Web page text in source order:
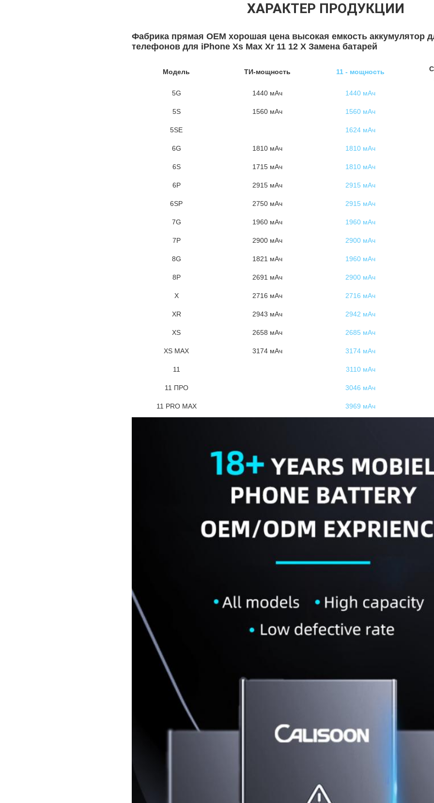
ХАРАКТЕР ПРОДУКЦИИ
Фабрика прямая OEM хорошая цена высокая емкость аккумулятор
телефонов для iPhone Xs Max Xr 11 12 X Замена батарей
Модель ТИ-мощность 11 - мощность
5G
1440 мАч 1440 мАч
5S 1560 мАч 1560 мАч
5SE 1624 мАч
6G 1810 мАч 1810 мАч
6S 1715 мАч 1810 мАч
6P 2915 мАч 2915 мАч
6SP 2750 мАч 2915 мАч
7G 1960 мАч 1960 мАч
7P 2900 мАч 2900 мАч
8G 1821 мАч 1960 мАч
8P 2691 мАч 2900 мАч
X 2716 мАч 2716 мАч
XR 2943 мАч 2942 мАч
XS 2658 мАч 2685 мАч
XS MAX 3174 мАч 3174 мАч
11 3110 мАч
11 ПРО 3046 мАч
11 PRO MAX 3969 мАч